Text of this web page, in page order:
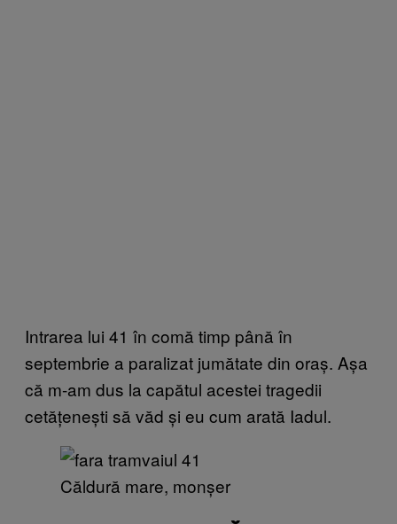
Intrarea lui 41 în comă timp până în
septembrie a paralizat jumătate din oraș. Așa
că m-am dus la capătul acestei tragedii
cetățenești să văd și eu cum arată Iadul.
Căldură mare, monșer